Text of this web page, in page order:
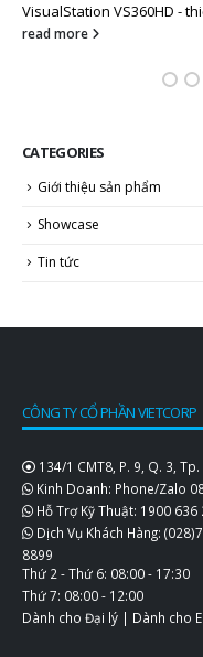
VisualStation VS360HD -
read more
CATEGORIES
Giới thiệu sản phẩm
Showcase
Tin tức
CÔNG TY CỔ PHẦN VIETCORP
134/1 CMT8, P. 9, Q. 3, Tp.
Kinh Doanh: Phone/Zalo
Hỗ Trợ Kỹ Thuật: 1900 636
Dịch Vụ Khách Hàng:
8899
Thứ 2 - Thứ 6: 08:00 - 17:30
Thứ 7: 08:00 - 12:00
Dành cho Đại lý | Dành cho